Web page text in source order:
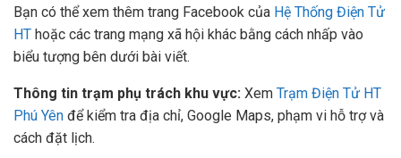
Bạn có thể xem thêm trang Facebook của Hệ Thống Điện Tử
HT hoặc các trang mạng xã hội khác bằng cách nhấp vào
biểu tượng bên dưới bài viết.
Thông tin trạm phụ trách khu vực: Xem Trạm Điện Tử HT
Phú Yên để kiểm tra địa chỉ, Google Maps, phạm vi hỗ trợ và
cách đặt lịch.